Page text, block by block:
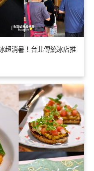
超消暑！台北傳統冰店推